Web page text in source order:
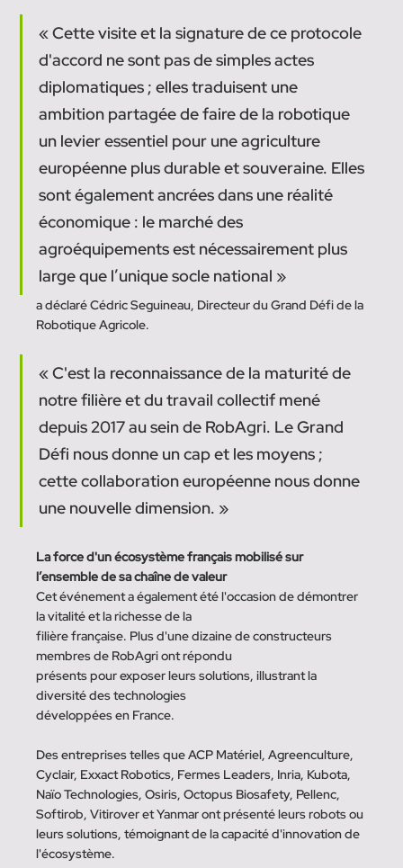
« Cette visite et la signature de ce protocole
d'accord ne sont pas de simples actes
diplomatiques ; elles traduisent une
ambition partagée de faire de la robotique
un levier essentiel pour une agriculture
européenne plus durable et souveraine. Elles
sont également ancrées dans une réalité
économique : le marché des
agroéquipements est nécessairement plus
large que l’unique socle national »
a déclaré Cédric Seguineau, Directeur du Grand Défi de la
Robotique Agricole.
« C'est la reconnaissance de la maturité de
notre filière et du travail collectif mené
depuis 2017 au sein de RobAgri. Le Grand
Défi nous donne un cap et les moyens ;
cette collaboration européenne nous donne
une nouvelle dimension. »
La force d'un écosystème français mobilisé sur
l’ensemble de sa chaîne de valeur
Cet événement a également été l'occasion de démontrer
la vitalité et la richesse de la
filière française. Plus d'une dizaine de constructeurs
membres de RobAgri ont répondu
présents pour exposer leurs solutions, illustrant la
diversité des technologies
développées en France.
Des entreprises telles que ACP Matériel, Agreenculture,
Cyclair, Exxact Robotics, Fermes Leaders, Inria, Kubota,
Naïo Technologies, Osiris, Octopus Biosafety, Pellenc,
Softirob, Vitirover et Yanmar ont présenté leurs robots ou
leurs solutions, témoignant de la capacité d'innovation de
l'écosystème.